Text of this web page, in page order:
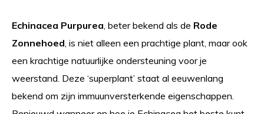
Echinacea Purpurea, beter bekend als de Rode
Zonnehoed, is niet alleen een prachtige plant, maar ook
een krachtige natuurlijke ondersteuning voor je
weerstand. Deze ‘superplant’ staat al eeuwenlang
bekend om zijn immuunversterkende eigenschappen.